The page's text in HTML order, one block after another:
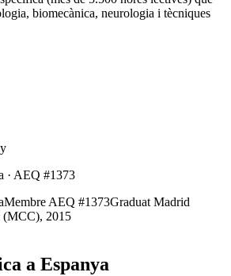
biomecànica, neurologia i tècniques
· AEQ #1373
Membre AEQ #1373Graduat Madrid
(MCC), 2015
a Espanya